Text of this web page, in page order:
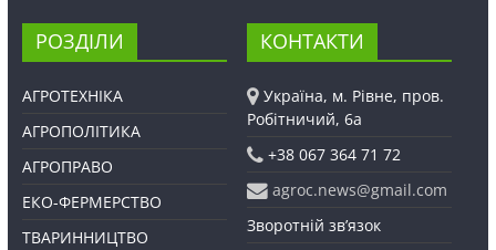
РОЗДІЛИ
АГРОТЕХНІКА
АГРОПОЛІТИКА
АГРОПРАВО
ЕКО-ФЕРМЕРСТВО
ТВАРИННИЦТВО
КОНТАКТИ
Україна, м. Рівне, пров.
Робітничий, 6а
+38 067 364 71 72
agroc.news@gmail.com
Зворотній зв’язок